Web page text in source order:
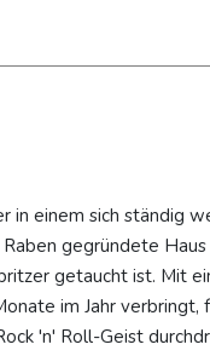
in einem sich ständig
gegründete
getaucht ist. Mit
im Jahr verbringt,
'n' Roll-Geist